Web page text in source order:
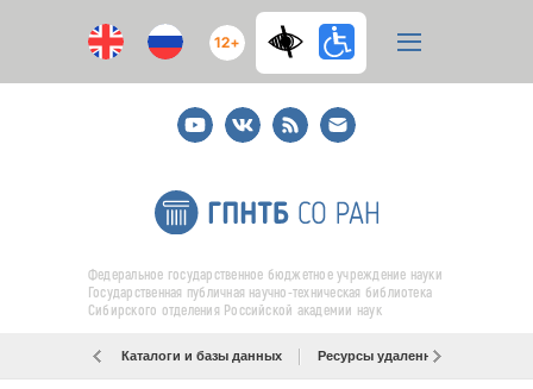
12+
YoutubeВКонтакте
RSS
E-
mail
подписка
Федеральное государственное бюджетное учреждение науки
Государственная публичная научно-техническая библиотека
Сибирского отделения Российской академии наук
Каталоги и базы данных Ресурсы удаленного доступа